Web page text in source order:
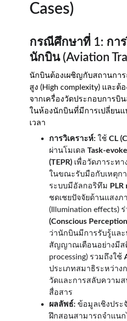
Cases)
กรณีศึกษาที่ 1: กา
นักบิน (Aviation
นักบินต้องเผชิญกับสถานก
สูง (High complexity) และ
จากเครื่องวัดประกอบการบิ
ในห้องนักบินที่มีการเปลี่ยน
เวลา
การวิเคราะห์: ใช้ CL
ผ่านโมเดล Task-
(TEPR) เพื่อวัดภาระทา
ในขณะรับมือกับเหตุก
ระบบมีอัลกอริทึม
ชดเชยปัจจัยด้านแสง
(Illumination effects)
(Conscious
ว่านักบินมีการรับรู้แล
สัญญาณเตือนอย่างมีส
processing) รวมถึงใช้
ประเภทสมาธิระหว่าง
วัดและการสลับความส
สื่อสาร
ผลลัพธ์: ข้อมูลเชิงประ
ฝึกสอนสามารถจำแนก